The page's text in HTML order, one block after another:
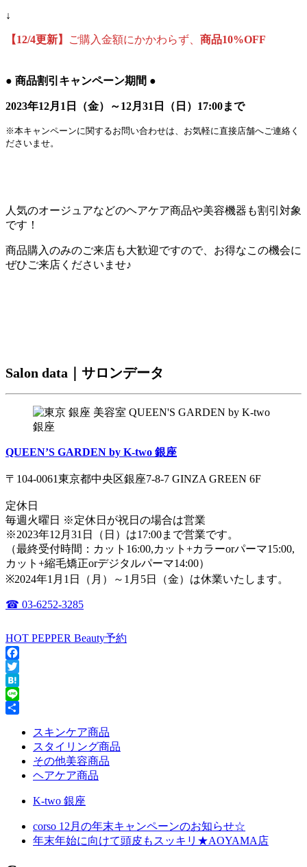
↓
【12/4更新】 ご購入金額にかかわらず、 商品10%OFF
● 商品割引キャンペーン期間 ●
2023年12月1日（金）～12月31日（日）17:00まで
※本キャンペーンに関するお問い合わせは、お気軽に直接店舗へご連絡く
ださいませ。
人気のオージュアなどのヘアケア商品や美容機器も割引対象
です！
商品購入のみのご来店も大歓迎ですので、お得なこの機会に
ぜひご来店くださいませ♪
Salon data｜サロンデータ
QUEEN’S GARDEN by K-two 銀座
〒104-0061東京都中央区銀座7-8-7 GINZA GREEN 6F
定休日
毎週火曜日 ※定休日が祝日の場合は営業
※2023年12月31日（日）は17:00まで営業です。
（最終受付時間：カット16:00,カット+カラーorパーマ15:00,
カット+縮毛矯正orデジタルパーマ14:00）
※2024年1月1日（月）～1月5日（金）は休業いたします。
☎ 03-6252-3285
HOT PEPPER Beauty予約
Facebook
Twitter
Hatena
Line
スキンケア商品
スタイリング商品
その他美容商品
ヘアケア商品
K-two 銀座
corso 12月の年末キャンペーンのお知らせ☆
年末年始に向けて頭皮もスッキリ★AOYAMA店